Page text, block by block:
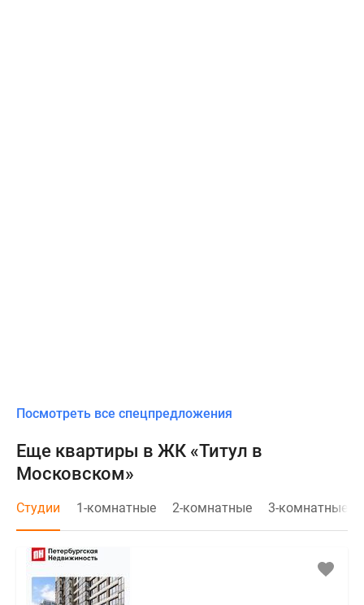
Посмотреть все спецпредложения
Московском»
Студии 1-комнатные